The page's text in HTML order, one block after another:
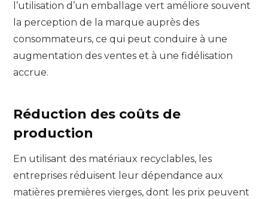
l’utilisation d’un emballage vert améliore souvent
la perception de la marque auprès des
consommateurs, ce qui peut conduire à une
augmentation des ventes et à une fidélisation
accrue.
Réduction des coûts de
production
En utilisant des matériaux recyclables, les
entreprises réduisent leur dépendance aux
matières premières vierges, dont les prix peuvent